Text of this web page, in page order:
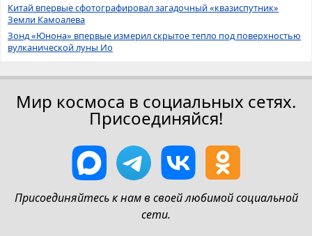
Китай впервые сфотографировал загадочный «квазиспутник»
Земли Камоалева
Зонд «Юнона» впервые измерил скрытое тепло под поверхностью
вулканической луны Ио
Мир космоса в социальных сетях.
Присоединяйся!
Присоединяйтесь к нам в своей любимой социальной
сети.